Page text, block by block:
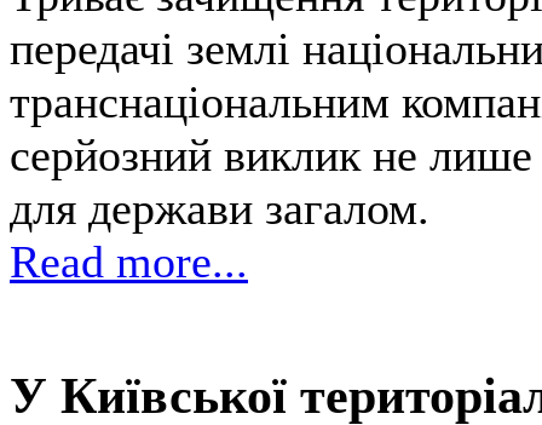
передачі землі
транснаціональним
серйозний виклик не лише
для держави загалом.
Read more...
У Київської